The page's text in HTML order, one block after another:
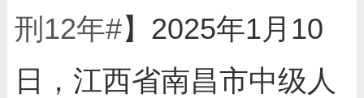
刑12年#】2025年1月10
日，江西省南昌市中级人